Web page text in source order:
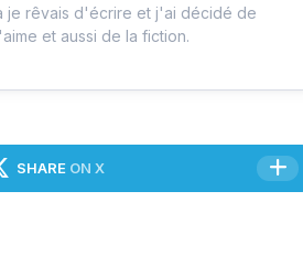
je rêvais d'écrire et j'ai décidé de
et aussi de la fiction.
SHARE ON X